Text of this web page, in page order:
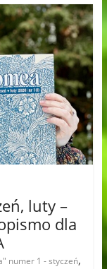
luty –
dla
numer 1 - styczeń,